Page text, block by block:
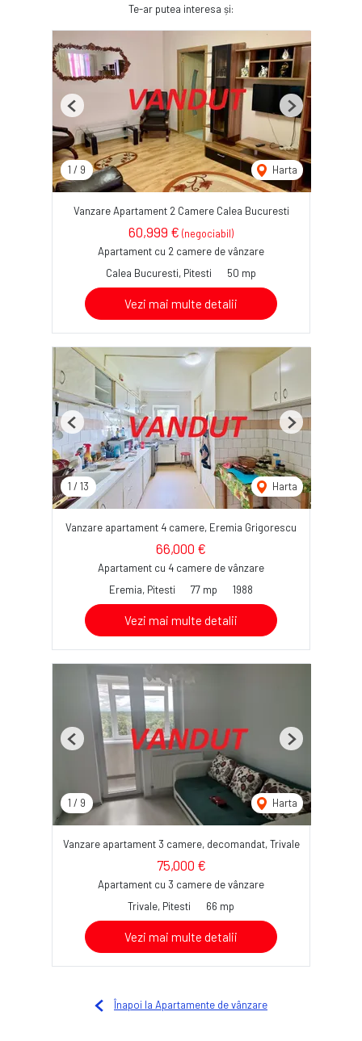
Te-ar putea interesa și:
1 / 9 Harta
Previous Next
Vanzare Apartament 2 Camere Calea Bucuresti
60,999 € (negociabil)
Apartament cu 2 camere de vânzare
Calea Bucuresti, Pitesti
50 mp
Vezi mai multe detalii
1 / 13 Harta
Previous Next
Vanzare apartament 4 camere, Eremia Grigorescu
66,000 €
Apartament cu 4 camere de vânzare
Eremia, Pitesti
77 mp 1988
Vezi mai multe detalii
1 / 9 Harta
Previous Next
Vanzare apartament 3 camere, decomandat, Trivale
75,000 €
Apartament cu 3 camere de vânzare
Trivale, Pitesti
66 mp
Vezi mai multe detalii
Înapoi la Apartamente de vânzare